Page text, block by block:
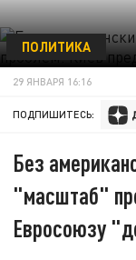
ПОЛИТИКА
29 ЯНВАРЯ 16:16
ПОДПИШИТЕСЬ:
Без
"масштаб"
Евросоюзу